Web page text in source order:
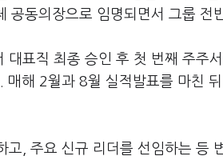
공동의장으로 임명되면서 그룹 전
대표직 최종 승인 후 첫 번째 주주
매해 2월과 8월 실적발표를 마친
고, 주요 신규 리더를 선임하는 등